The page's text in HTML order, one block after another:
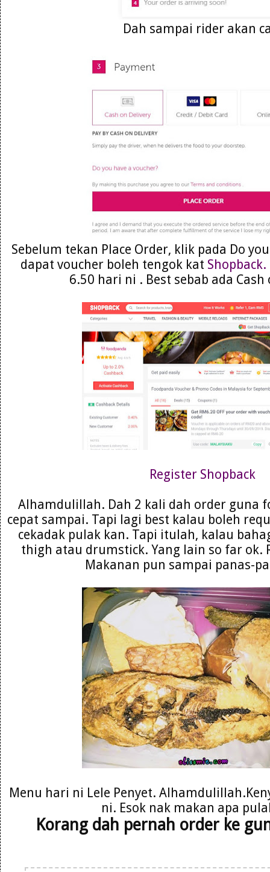
Dah sampai rider akan
Sebelum tekan Place Order, klik pada Do
dapat voucher boleh tengok kat Shopback.
6.50 hari ni . Best sebab ada Cash
Register Shopback
Alhamdulillah. Dah 2 kali dah order guna
cepat sampai. Tapi lagi best kalau boleh
cekadak pulak kan. Tapi itulah, kalau
thigh atau drumstick. Yang lain so far ok.
Makanan pun sampai panas-
Menu hari ni Lele Penyet.
ni. Esok nak makan apa
Korang dah pernah order ke